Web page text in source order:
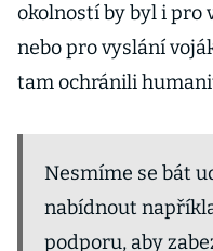
okolností by byl i pro
nebo pro vyslání
tam ochránili
Nesmíme se bát
nabídnout
podporu, aby